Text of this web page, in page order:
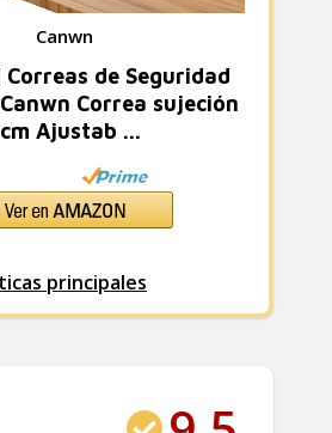
Canwn
de Seguridad
Correa sujeción
Ajustab ...
principales